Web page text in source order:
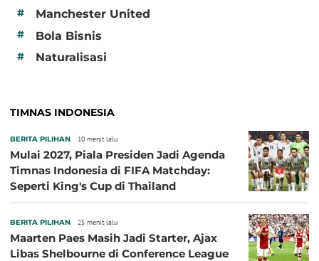
# Manchester United
# Bola Bisnis
# Naturalisasi
TIMNAS INDONESIA
BERITA PILIHAN 10 menit lalu
Mulai 2027, Piala Presiden Jadi Agenda
Timnas Indonesia di FIFA Matchday:
Seperti King's Cup di Thailand
BERITA PILIHAN 25 menit lalu
Maarten Paes Masih Jadi Starter, Ajax
Libas Shelbourne di Conference League